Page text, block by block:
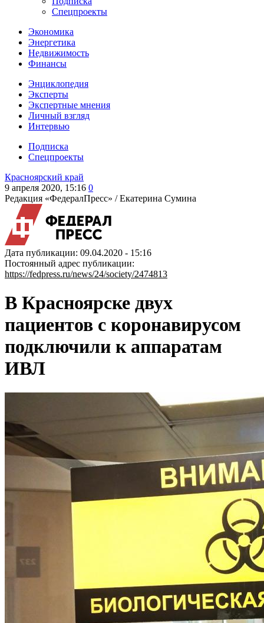
Спецпроекты
Экономика
Энергетика
Недвижимость
Финансы
Энциклопедия
Эксперты
Экспертные мнения
Личный взгляд
Интервью
Подписка
Спецпроекты
Красноярский край
9 апреля 2020, 15:16 0
Редакция «ФедералПресс» /Екатерина Сумина
Дата публикации: 09.04.2020 - 15:16
Постоянный адрес публикации:
https://fedpress.ru/news/24/society/2474813
В Красноярске двух
пациентов с коронавирусом
подключили к аппаратам
ИВЛ